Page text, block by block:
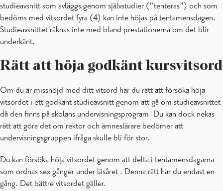
studieavsnitt som avläggs genom självstudier (”tenteras”) och som
bedöms med vitsordet fyra (4) kan inte höjas på tentamensdagen.
Studieavsnittet räknas inte med bland prestationerna om det blir
underkänt.
Rätt att höja godkänt kursvitsord
Om du är missnöjd med ditt vitsord har du rätt att försöka höja
vitsordet i ett godkänt studieavsnitt genom att gå om studieavsnittet
då den finns på skolans undervisningsprogram. Du kan dock nekas
rätt att göra det om rektor och ämneslärare bedömer att
undervisningsgruppen ifråga skulle bli för stor.
Du kan försöka höja vitsordet genom att delta i tentamensdagarna
som ordnas sex gånger under läsåret . Denna rätt har du endast en
gång. Det bättre vitsordet gäller.